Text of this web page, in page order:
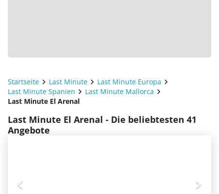
Startseite Last Minute
Last Minute Europa
Last Minute Spanien
Last Minute Mallorca
Last Minute El Arenal
Last Minute El Arenal - Die beliebtesten 41
Angebote